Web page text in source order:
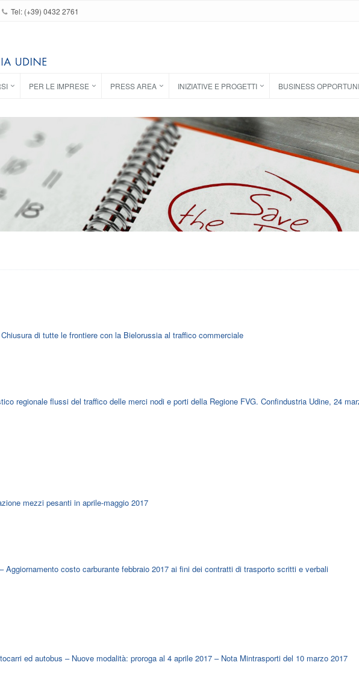
Tel: (+39) 0432 2761
PER LE IMPRESE PRESS AREA INIZIATIVE E PROGETTI BUSINESS
di tutte le frontiere con la Bielorussia al traffico commerciale
regionale flussi del traffico delle merci nodi e porti della Regione FVG. Confindustria Udine, 24
mezzi pesanti in aprile-maggio 2017
Aggiornamento costo carburante febbraio 2017 ai fini dei contratti di trasporto scritti e verbali
ed autobus – Nuove modalità: proroga al 4 aprile 2017 – Nota Mintrasporti del 10 marzo 2017